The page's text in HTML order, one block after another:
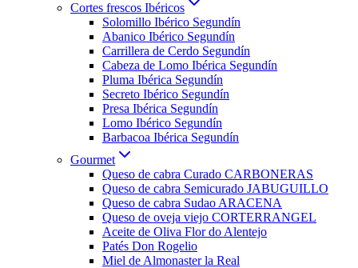
Cortes frescos Ibéricos
Solomillo Ibérico Segundín
Abanico Ibérico Segundín
Carrillera de Cerdo Segundín
Cabeza de Lomo Ibérica Segundín
Pluma Ibérica Segundín
Secreto Ibérico Segundín
Presa Ibérica Segundín
Lomo Ibérico Segundín
Barbacoa Ibérica Segundín
Gourmet
Queso de cabra Curado CARBONERAS
Queso de cabra Semicurado JABUGUILLO
Queso de cabra Sudao ARACENA
Queso de oveja viejo CORTERRANGEL
Aceite de Oliva Flor do Alentejo
Patés Don Rogelio
Miel de Almonaster la Real